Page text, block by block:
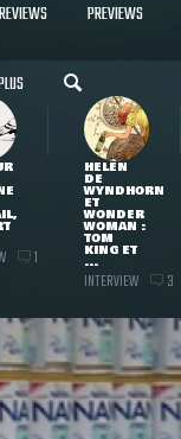
REVIEWS PREVIEWS
1
HELEN
DE
WYNDHORN
ET
WONDER
WOMAN :
TOM
KING ET
...
INTERVIEW 3